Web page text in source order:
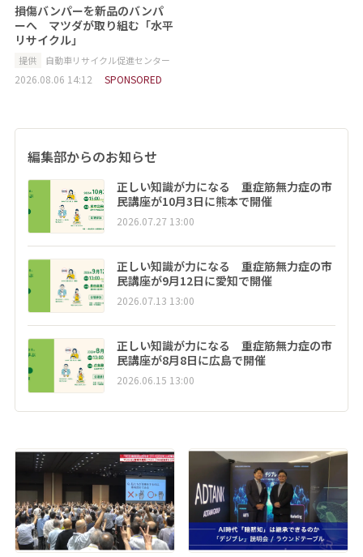
損傷バンパーを新品のバンパ
ーへ マツダが取り組む「水平
リサイクル」
提供 自動車リサイクル促進センター
2026.08.06 14:12 SPONSORED
編集部からのお知らせ
正しい知識が力になる 重症筋無力症の市
民講座が10月3日に熊本で開催
2026.07.27 13:00
正しい知識が力になる 重症筋無力症の市
民講座が9月12日に愛知で開催
2026.07.13 13:00
正しい知識が力になる 重症筋無力症の市
民講座が8月8日に広島で開催
2026.06.15 13:00